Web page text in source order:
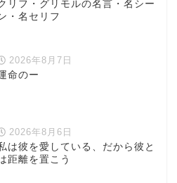
リフ・グリモルの名言・名シー
・名セリフ
2026年8月7日
命のー
2026年8月6日
は彼を愛している、だから彼と
距離を置こう